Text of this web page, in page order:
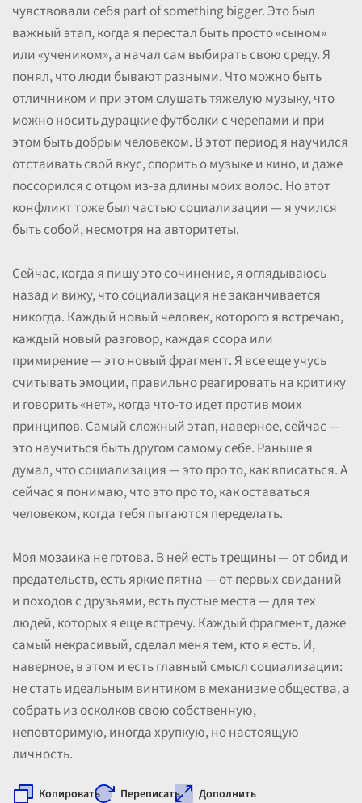
чувствовали себя part of something bigger. Это был
важный этап, когда я перестал быть просто «сыном»
или «учеником», а начал сам выбирать свою среду. Я
понял, что люди бывают разными. Что можно быть
отличником и при этом слушать тяжелую музыку, что
можно носить дурацкие футболки с черепами и при
этом быть добрым человеком. В этот период я научился
отстаивать свой вкус, спорить о музыке и кино, и даже
поссорился с отцом из-за длины моих волос. Но этот
конфликт тоже был частью социализации — я учился
быть собой, несмотря на авторитеты.
Сейчас, когда я пишу это сочинение, я оглядываюсь
назад и вижу, что социализация не заканчивается
никогда. Каждый новый человек, которого я встречаю,
каждый новый разговор, каждая ссора или
примирение — это новый фрагмент. Я все еще учусь
считывать эмоции, правильно реагировать на критику
и говорить «нет», когда что-то идет против моих
принципов. Самый сложный этап, наверное, сейчас —
это научиться быть другом самому себе. Раньше я
думал, что социализация — это про то, как вписаться. А
сейчас я понимаю, что это про то, как оставаться
человеком, когда тебя пытаются переделать.
Моя мозаика не готова. В ней есть трещины — от обид и
предательств, есть яркие пятна — от первых свиданий
и походов с друзьями, есть пустые места — для тех
людей, которых я еще встречу. Каждый фрагмент, даже
самый некрасивый, сделал меня тем, кто я есть. И,
наверное, в этом и есть главный смысл социализации:
не стать идеальным винтиком в механизме общества, а
собрать из осколков свою собственную,
неповторимую, иногда хрупкую, но настоящую
личность.
Копировать Переписать Дополнить